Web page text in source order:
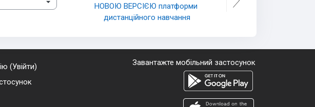
НОВОЮ ВЕРСІЄЮ платформи
дистанційного навчання
(Увійти)
Завантажте мобільний застосунок